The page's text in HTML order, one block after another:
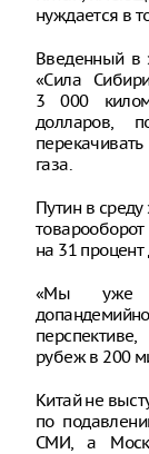
нуждается в
Введенный в
«Сила
3 000
долларов,
газа.
Путин в среду
на 31
«Мы уже
рубеж в 200
Китай не
по
СМИ, а